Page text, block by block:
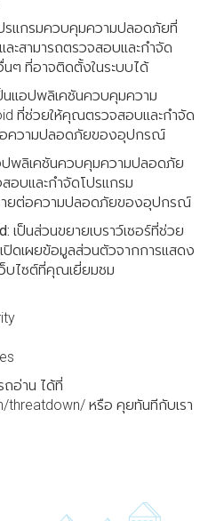
รแกรมควบคุมความปลอดภัยที่
ะสามารถตรวจสอบและกำจัด
ๆ ที่อาจติดตั้งในระบบได้
นแอปพลิเคชันควบคุมความ
ที่ช่วยให้คุณตรวจสอบและกำจัด
อความปลอดภัยของอุปกรณ์
ปพลิเคชันควบคุมความปลอดภัย
บและกำจัดโปรแกรม
ายต่อความปลอดภัยของอุปกรณ์
เป็นส่วนขยายเบราว์เซอร์ที่ช่วย
ปิดเผยข้อมูลส่วนตัวจากการแสดง
บไซต์ที่คุณเยี่ยมชม
ถอ่าน ได้ที่
หรือ คุยทันทีกับเรา